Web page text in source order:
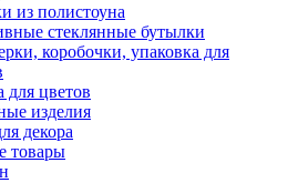
из полистоуна
стеклянные бутылки
коробочки, упаковка для
для цветов
изделия
декора
товары